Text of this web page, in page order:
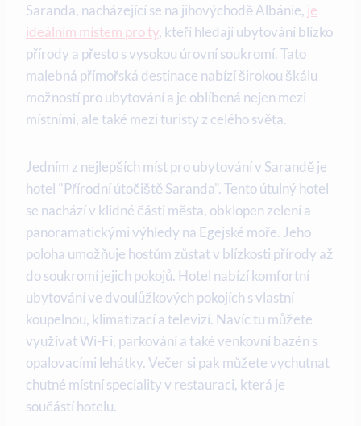
Saranda, nacházející ‌se ​na jihovýchodě Albánie, je
ideálním místem pro ty, kteří hledají ubytování blízko
přírody a‍ přesto⁣ s vysokou‍ úrovní ⁣soukromí. Tato
malebná přímořská destinace nabízí širokou škálu
možností pro ubytování a je oblíbená nejen mezi
místními, ale‍ také mezi ⁤turisty z celého světa.
Jedním z nejlepších míst pro ubytování v‌ Sarandě ⁢je
hotel⁣ "Přírodní⁤ útočiště Saranda". Tento útulný hotel
se nachází v klidné části města, obklopen zelení a
panoramatickými‍ výhledy na Egejské moře. ⁢Jeho
poloha umožňuje hostům ​zůstat v blízkosti přírody ⁤až
do soukromí ​jejich pokojů. Hotel nabízí komfortní
ubytování ve dvoulůžkových pokojích s vlastní
koupelnou, klimatizací a televizí. Navíc tu můžete
využívat Wi-Fi, parkování a také ⁢venkovní bazén s
opalovacími lehátky. Večer si pak můžete vychutnat
chutné místní speciality v restauraci, která je
součástí hotelu.‌